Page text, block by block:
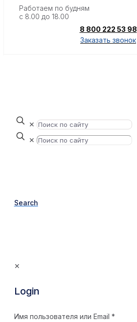
Работаем по будням
с 8.00 до 18.00
8 800 222 53 98
Заказать звонок
✕
✕
Search
✕
Login
Имя пользователя или Email *